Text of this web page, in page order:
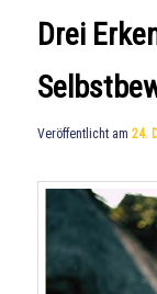
Drei
Veröffentlicht am24.